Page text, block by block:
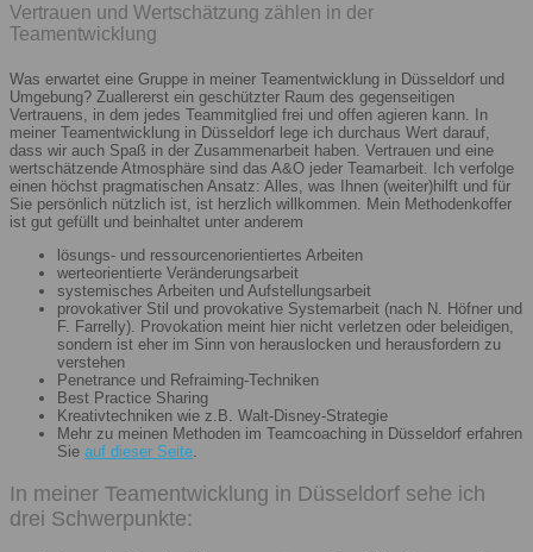
Vertrauen und Wertschätzung zählen in der
Teamentwicklung
Was erwartet eine Gruppe in meiner Teamentwicklung in Düsseldorf und
Umgebung? Zuallererst ein geschützter Raum des gegenseitigen
Vertrauens, in dem jedes Teammitglied frei und offen agieren kann. In
meiner Teamentwicklung in Düsseldorf lege ich durchaus Wert darauf,
dass wir auch Spaß in der Zusammenarbeit haben. Vertrauen und eine
wertschätzende Atmosphäre sind das A&O jeder Teamarbeit. Ich verfolge
einen höchst pragmatischen Ansatz: Alles, was Ihnen (weiter)hilft und für
Sie persönlich nützlich ist, ist herzlich willkommen. Mein Methodenkoffer
ist gut gefüllt und beinhaltet unter anderem
lösungs- und ressourcenorientiertes Arbeiten
werteorientierte Veränderungsarbeit
systemisches Arbeiten und Aufstellungsarbeit
provokativer Stil und provokative Systemarbeit (nach N. Höfner und
F. Farrelly). Provokation meint hier nicht verletzen oder beleidigen,
sondern ist eher im Sinn von herauslocken und herausfordern zu
verstehen
Penetrance und Refraiming-Techniken
Best Practice Sharing
Kreativtechniken wie z.B. Walt-Disney-Strategie
Mehr zu meinen Methoden im Teamcoaching in Düsseldorf erfahren
Sie auf dieser Seite.
In meiner Teamentwicklung in Düsseldorf sehe ich
drei Schwerpunkte: